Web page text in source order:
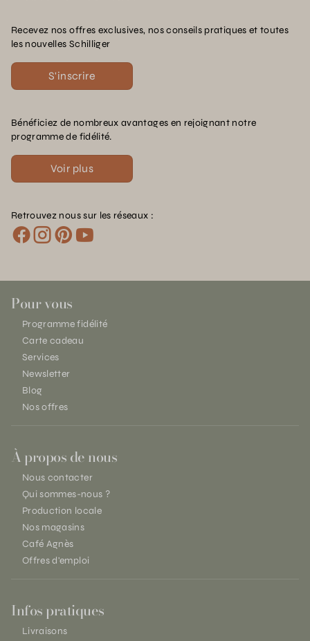
Recevez nos offres exclusives, nos conseils pratiques et toutes
les nouvelles Schilliger
S'inscrire
Bénéficiez de nombreux avantages en rejoignant notre
programme de fidélité.
Voir plus
Retrouvez nous sur les réseaux :
Pour vous
Programme fidélité
Carte cadeau
Services
Newsletter
Blog
Nos offres
À propos de nous
Nous contacter
Qui sommes-nous ?
Production locale
Nos magasins
Café Agnès
Offres d'emploi
Infos pratiques
Livraisons